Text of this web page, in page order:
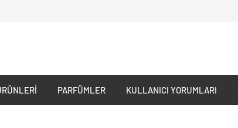
PARFÜMLER KULLANICI YORUMLARI